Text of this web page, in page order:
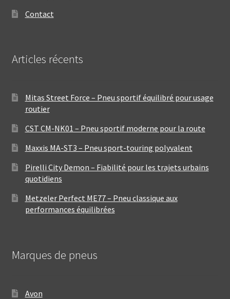
Contact
Articles récents
Mitas Street Force – Pneu sportif équilibré pour usage
routier
CST CM-NK01 – Pneu sportif moderne pour la route
Maxxis MA-ST3 – Pneu sport-touring polyvalent
Pirelli City Demon – Fiabilité pour les trajets urbains
quotidiens
Metzeler Perfect ME77 – Pneu classique aux
performances équilibrées
Marques de pneus
Avon